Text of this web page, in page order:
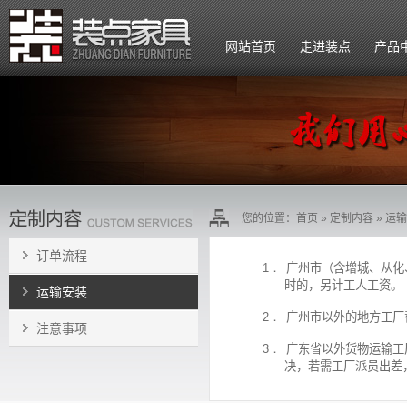
网站首页 走进装点
企业文化
组织架构
产品
订单流程
运输安装
注意事项
您的位置： 首页 » 定制内容 » 运
1．
广州市（含增城、从
时的，另计工人工资。
2． 广州市以外的地方工
3．
广东省以外货物运输
决，若需工厂派员出差